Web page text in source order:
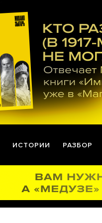
ИСТОРИИ РАЗБОР